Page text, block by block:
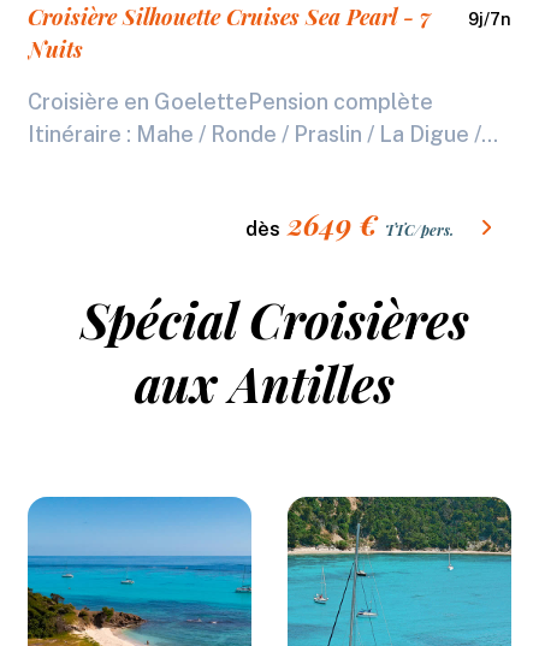
Croisière Silhouette Cruises Sea Pearl - 7
Nuits
9j/7n
Croisière en GoelettePension complète
Itinéraire : Mahe / Ronde / Praslin / La Digue /...
dès 2649 € TTC/pers.
Spécial Croisières
aux Antilles